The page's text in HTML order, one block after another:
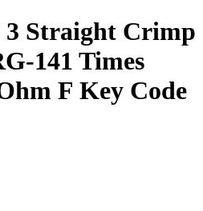
Straight Crimp
141 Times
F Key Code